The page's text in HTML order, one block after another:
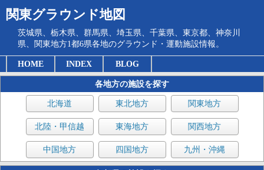
関東グラウンド地図
茨城県、栃木県、群馬県、埼玉県、千葉県、東京都、神奈川
県、関東地方1都6県各地のグラウンド・運動施設情報。
HOME INDEX BLOG
各地方の施設を探す
北海道 東北地方 関東地方
北陸・甲信越 東海地方 関西地方
中国地方 四国地方 九州・沖縄